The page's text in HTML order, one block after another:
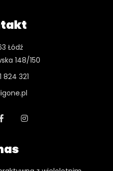
Łódź
148/150
824 321